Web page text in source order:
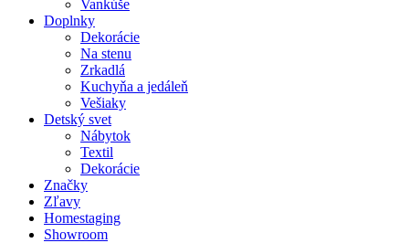
Vankúše
Doplnky
Dekorácie
Na stenu
Zrkadlá
Kuchyňa a jedáleň
Vešiaky
Detský svet
Nábytok
Textil
Dekorácie
Značky
Zľavy
Homestaging
Showroom